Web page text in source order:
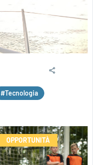
#Tecnologia
OPPORTUNITÀ